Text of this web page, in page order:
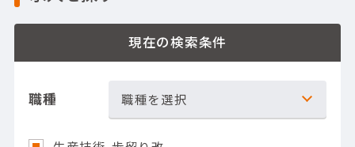
現在の検索条件
職種 職種を選択